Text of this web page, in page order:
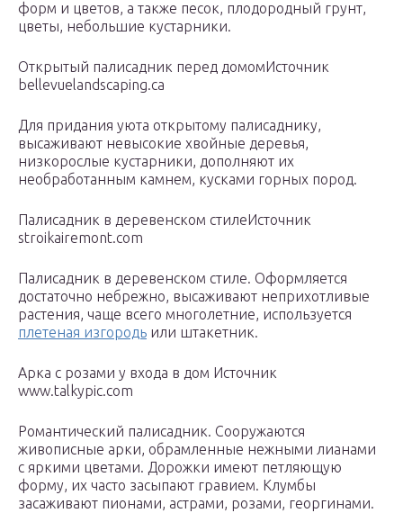
форм и цветов, а также песок, плодородный грунт,
цветы, небольшие кустарники.
Открытый палисадник перед домомИсточник
bellevuelandscaping.ca
Для придания уюта открытому палисаднику,
высаживают невысокие хвойные деревья,
низкорослые кустарники, дополняют их
необработанным камнем, кусками горных пород.
Палисадник в деревенском стилеИсточник
stroikairemont.com
Палисадник в деревенском стиле. Оформляется
достаточно небрежно, высаживают неприхотливые
растения, чаще всего многолетние, используется
плетеная изгородь или штакетник.
Арка с розами у входа в дом Источник
www.talkypic.com
Романтический палисадник. Сооружаются
живописные арки, обрамленные нежными лианами
с яркими цветами. Дорожки имеют петляющую
форму, их часто засыпают гравием. Клумбы
засаживают пионами, астрами, розами, георгинами.